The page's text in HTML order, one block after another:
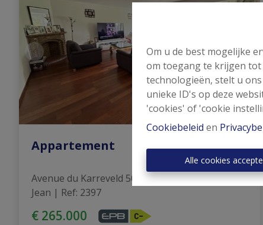
Om u de best mogelijke
om toegang te krijgen
technologieën, stelt u
unieke ID's op deze
'cookies' of 'cookie
Cookiebeleid en
Alle cookies
Appartement
Avenue du Karreveld 50, 1080 Molenbeek-Saint-
Jean | Ref: 2397
€ 265.000